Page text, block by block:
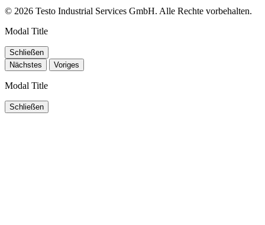
© 2026 Testo Industrial Services GmbH. Alle Rechte vorbehalten.
Modal Title
Schließen
Nächstes
Voriges
Modal Title
Schließen